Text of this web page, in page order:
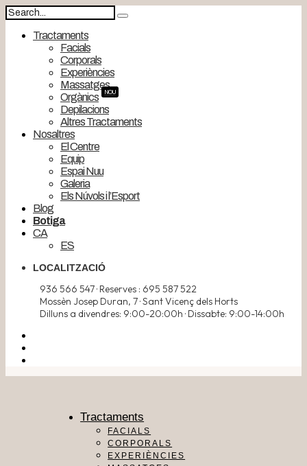
Tractaments
Facials
Corporals
Experiències
Massatges
Orgànics
NOU
Depilacions
Altres Tractaments
Nosaltres
El Centre
Equip
Espai Nuu
Galeria
Els Núvols i l’Esport
Blog
Botiga
CA
ES
LOCALITZACIÓ
936 566 547 · Reserves : 695 587 522
Mossèn Josep Duran, 7 · Sant Vicenç dels Horts
Dilluns a divendres: 9:00-20:00h · Dissabte: 9:00-14:00h
Tractaments
FACIALS
CORPORALS
EXPERIÈNCIES